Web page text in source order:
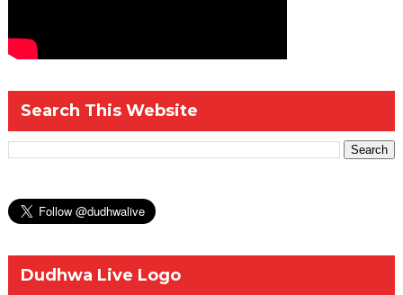
Search This Website
Dudhwa Live Logo